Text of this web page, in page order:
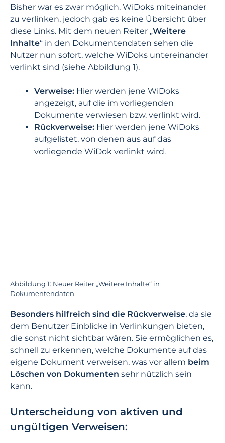
Bisher war es zwar möglich, WiDoks miteinander
zu verlinken, jedoch gab es keine Übersicht über
diese Links. Mit dem neuen Reiter „Weitere
Inhalte“ in den Dokumentendaten sehen die
Nutzer nun sofort, welche WiDoks untereinander
verlinkt sind (siehe Abbildung 1).
Verweise: Hier werden jene WiDoks
angezeigt, auf die im vorliegenden
Dokumente verwiesen bzw. verlinkt wird.
Rückverweise: Hier werden jene WiDoks
aufgelistet, von denen aus auf das
vorliegende WiDok verlinkt wird.
Abbildung 1: Neuer Reiter „Weitere Inhalte“ in
Dokumentendaten
Besonders hilfreich sind die Rückverweise, da sie
dem Benutzer Einblicke in Verlinkungen bieten,
die sonst nicht sichtbar wären. Sie ermöglichen es,
schnell zu erkennen, welche Dokumente auf das
eigene Dokument verweisen, was vor allem beim
Löschen von Dokumenten sehr nützlich sein
kann.
Unterscheidung von aktiven und
ungültigen Verweisen: